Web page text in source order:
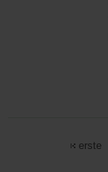
erste